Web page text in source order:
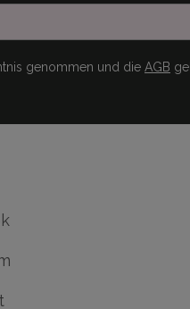
genommen und die AGB